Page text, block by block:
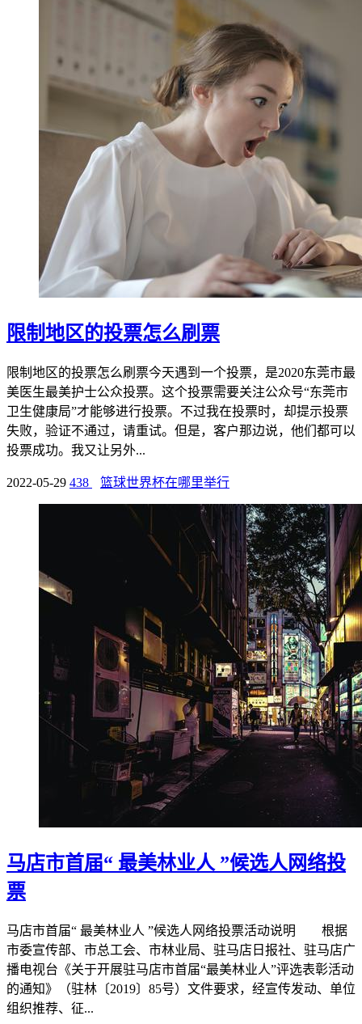
限制地区的投票怎么刷票
限制地区的投票怎么刷票今天遇到一个投票，是2020东莞市最
美医生最美护士公众投票。这个投票需要关注公众号“东莞市
卫生健康局”才能够进行投票。不过我在投票时，却提示投票
失败，验证不通过，请重试。但是，客户那边说，他们都可以
投票成功。我又让另外...
2022-05-29 438 篮球世界杯在哪里举行
马店市首届“ 最美林业人 ”候选人网络投
票
马店市首届“ 最美林业人 ”候选人网络投票活动说明 根据
市委宣传部、市总工会、市林业局、驻马店日报社、驻马店广
播电视台《关于开展驻马店市首届“最美林业人”评选表彰活动
的通知》（驻林〔2019〕85号）文件要求，经宣传发动、单位
组织推荐、征...